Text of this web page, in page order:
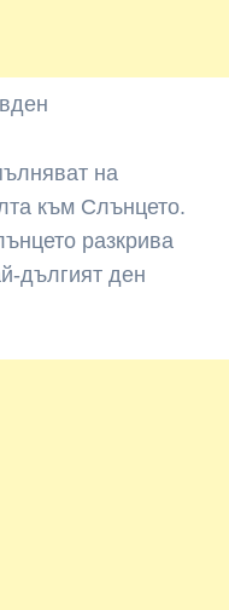
на
към Слънцето.
разкрива
дългият ден